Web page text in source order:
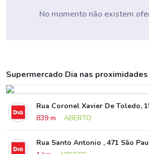
No momento não existem
Supermercado Dia nas proximidades
Rua Coronel Xavier De Toledo,
839 m
ABERTO
Rua Santo Antonio , 471 São